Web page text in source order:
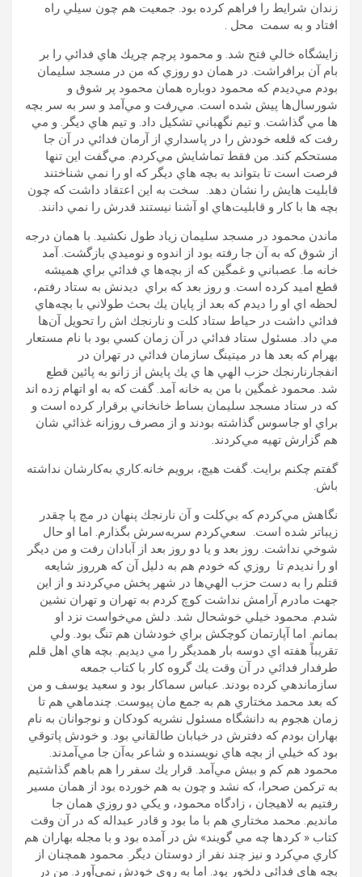
زندان شرايط را فراهم كرده بود. جمعيت هم چون سيلي راه
افتاد و به سمت محل .
زايشگاه خالي فتح شد. و محمود پرچم چريك هاي فدائي را بر
بام آن برافراشت. در همان دو روزي كه من در مسجد سليمان
بودم مي‌ديدم كه محمود دوباره همان محمود پر شوق و
شورسال‌ها پيش شده است. مي‌رفت و مي‌آمد و سر به سر بچه
ها مي گذاشت. و تيم نگهباني تشكيل داد. و تيم هاي ديگر. و مي
رفت كه قلعه خودش را در پاسداري از آرمان فدائي در آن جا
مستحكم كند. من فقط تماشايش مي‌كردم. مي‌گفت اين تنها
فرصت است تا بتواند به بچه هاي ديگر كه او را نمي شناختند
قابليت هايش را نشان دهد. سخت به اين اعتقاد داشت كه چون
بچه ها با كار و قابليت‌هاي او آشنا نيستند قدرش را نمي دانند.
ماندن محمود در مسجد سليمان زياد طول نكشيد. با همان درجه
از شوق كه به آن جا رفته بود از اندوه و نوميدي بازگشت. آمد
خانه ما. عصباني و غمگين كه از بچه‌ها ي فدائي براي هميشه
قطع اميد كرده است. و روز بعد كه براي ديدنش به ستاد رفتم،
لحظه اي او را ديدم كه بعد از پايان يك بحث طولاني با بچه‌هاي
فدائي داشت در حياط ستاد كلت و نارنجك اش را تحويل آن‌ها
مي داد. مسئول ستاد فدائي در آن زمان كسي بود با نام مستعار
بهرام كه بعد ها در ميتينگ سازمان فدائي در تهران در
انفجارنارنجك حزب الهي ها ي يك پايش از زانو به پائين قطع
شد. محمود غمگين با من به خانه آمد. گفت كه به او اتهام زده اند
كه در ستاد مسجد سليمان بساط خانخاني برقرار كرده است و
براي او جاسوس گذاشته بودند و از مصرف روزانه غذائي شان
هم گزارش تهيه مي‌كردند.
گفتم چكنم برايت. گفت هيچ، برويم خانه.كاري به‌كارشان نداشته
باش.
نگاهش مي‌كردم كه بي‌كلت و آن نارنجك پنهان در مچ پا چقدر
زيباتر شده است. سعي‌كردم سربه‌سرش بگذارم. اما او حال
شوخي نداشت. روز بعد و يا دو روز بعد از آبادان رفت و من ديگر
او را نديدم تا روزي كه خودم هم به دليل آن كه هرروز شايعه
قتلم را به دست حزب الهي‌ها در شهر پخش مي‌كردند و از اين
جهت مادرم آرامش نداشت كوچ كردم به تهران و تهران نشين
شدم. محمود خيلي خوشحال شد. دلش مي‌خواست نزد او
بمانم. اما آپارتمان كوچكش براي خودشان هم تنگ بود. ولي
تقريباً هفته اي دوسه بار همديگر را مي ديديم. بچه هاي اهل قلم
طرفدار فدائي در آن وقت يك گروه كار با كتاب جمعه
سازماندهي كرده بودند. عباس سماكار بود و سعيد يوسف و من
كه بعد محمد مختاري هم به جمع مان پيوست. چندماهي هم تا
زمان هجوم به دانشگاه مسئول نشريه كودكان و نوجوانان به نام
بهاران بودم كه دفترش در خيابان طالقاني بود. و خودش پاتوقي
بود كه خيلي از بچه هاي نويسنده و شاعر به‌آن جا مي‌آمدند.
محمود هم كم و بيش مي‌آمد. قرار يك سفر را هم باهم گذاشتيم
به تركمن صحرا، كه نشد و چون به هم خورده بود از همان مسير
رفتيم به لاهيجان ، زادگاه محمود، و يكي دو روزي همان جا
مانديم. محمد مختاري هم با ما بود و قادر عبداله كه در آن وقت
كتاب « كردها چه مي گويند» ش در آمده بود و با مجله بهاران هم
كاري مي‌كرد و نيز چند نفر از دوستان ديگر. محمود همچنان از
بچه هاي فدائي دلخور بود. اما به روي خودش نمي‌آورد. من در